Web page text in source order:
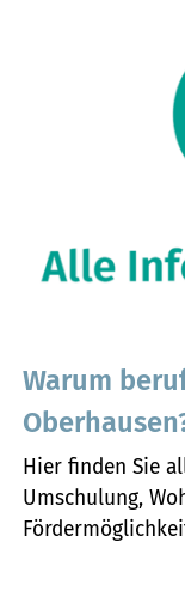
Warum
Hier finden Sie
Umschulung,